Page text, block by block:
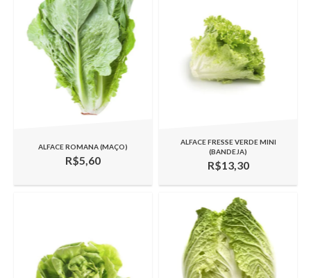
ALFACE ROMANA (MAÇO)
R$5,60
ALFACE FRESSE VERDE MINI
(BANDEJA)
R$13,30